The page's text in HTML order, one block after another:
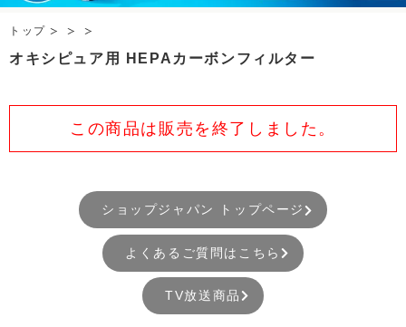
トップ
オキシピュア用 HEPAカーボンフィルター
この商品は販売を終了しました。
ショップジャパン トップページ
よくあるご質問はこちら
TV放送商品